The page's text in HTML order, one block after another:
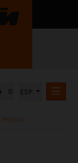
PRENSA